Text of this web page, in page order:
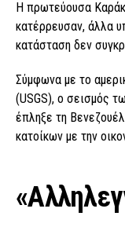
Η πρωτεύουσα
κατέρρευσαν, άλλα
κατάσταση δεν
Σύμφωνα με το
(USGS), ο σεισμός
έπληξε τη
κατοίκων με την